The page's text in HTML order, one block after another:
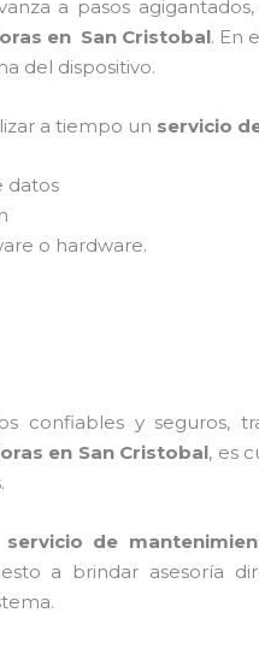
a pasos
en San Cristobal. En
del dispositivo.
a tiempo un servicio
datos
o hardware.
confiables y
en San Cristobal, es
servicio de
a brindar asesoría